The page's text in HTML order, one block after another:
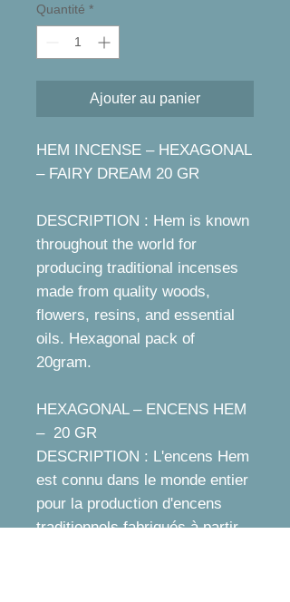
Quantité *
Ajouter au panier
HEM INCENSE – HEXAGONAL
– FAIRY DREAM 20 GR
DESCRIPTION : Hem is known
throughout the world for
producing traditional incenses
made from quality woods,
flowers, resins, and essential
oils. Hexagonal pack of
20gram.
HEXAGONAL – ENCENS HEM
– 20 GR
DESCRIPTION : L'encens Hem
est connu dans le monde entier
pour la production d'encens
traditionnels fabriqués à partir